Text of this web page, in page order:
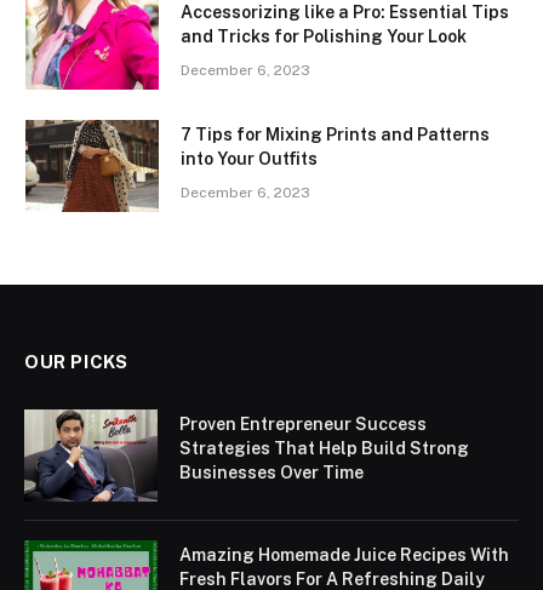
Accessorizing like a Pro: Essential Tips
and Tricks for Polishing Your Look
December 6, 2023
7 Tips for Mixing Prints and Patterns
into Your Outfits
December 6, 2023
OUR PICKS
Proven Entrepreneur Success
Strategies That Help Build Strong
Businesses Over Time
Amazing Homemade Juice Recipes With
Fresh Flavors For A Refreshing Daily